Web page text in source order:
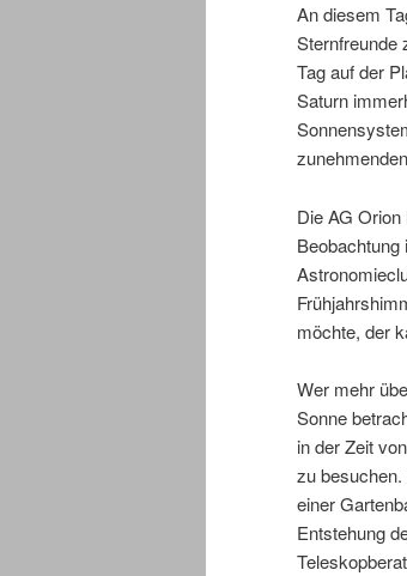
An diesem
Sternfreunde
Tag auf der
Saturn
Die AG
möchte, der
Wer mehr
Sonne
in der Zeit
zu besuchen.
einer
Entstehung